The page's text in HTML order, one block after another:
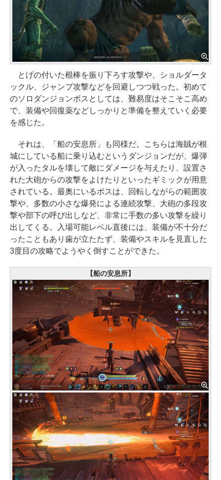
とげの付いた棍棒を振り下ろす攻撃や、ショルダータ
ックル、ジャンプ攻撃などを回避しつつ戦った。初めて
のソロダンジョンボスとしては、難易度はそこそこ高め
で、装備や回復薬などしっかりと準備を整えていく必要
を感じた。
それは、「船の安息所」も同様だ。こちらは海賊が根
城にしている船に乗り込むというダンジョンだが、爆弾
が入ったタルを壊して敵にダメージを与えたり、設置さ
れた大砲からの攻撃をよけたりといったギミックが用意
されている。最奥にいるボスは、回転しながらの範囲攻
撃や、多数の小さな爆発による連続攻撃、大砲の多段攻
撃や部下の呼び出しなど、非常に手数の多い攻撃を繰り
出してくる。入場可能レベル直後には、装備が不十分だ
ったこともあり歯が立たたず、装備やスキルを見直した
3度目の攻略でようやく倒すことができた。
【船の安息所】